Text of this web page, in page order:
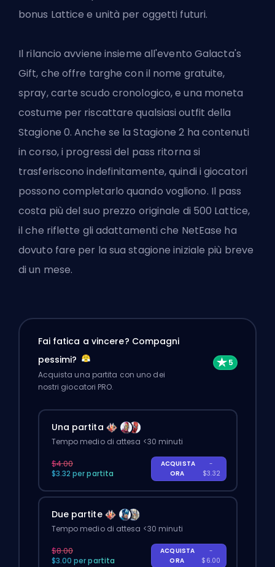
bonus Lattice e unità per oggetti futuri.
Il rilancio avviene insieme all'evento Galacta's
Gift, che offre targhe con il nome gratuite,
spray, carte scudo cronologico,e una moneta
costume per riscattare qualsiasi outfit della
Stagione 0. Anche se la Stagione 2 ha contenuti
in corso, i progressi del pass ritorna si
trasferiscono indefinitamente, quindi i giocatori
possono completarlo quando vogliono. Il pass
costa più del suo prezzo originale di 500 Lattice,
il che riflette gli adattamenti che NetEase ha
dovuto fare per la sua stagione iniziale più breve
di un mese.
Fai fatica a vincere? Compagni
pessimi?
Acquista una partita con uno dei
nostri giocatori PRO.
Una partita
Tempo medio di attesa <30 minuti
$4.00
$3.32 per partita
ACQUISTA
ORA
-
$3.32
Due partite
Tempo medio di attesa <30 minuti
$8.00
$3.00 per partita
ACQUISTA
ORA
-
$6.00